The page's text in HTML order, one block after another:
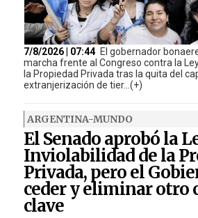
7/8/2026 | 07:44 El gobernador
marcha frente al Congreso contra la
la Propiedad Privada tras la quita del
extranjerización de tier...(+)
ARGENTINA-MUNDO
El Senado aprobó la
Inviolabilidad de la
Privada, pero el
ceder y eliminar otro
clave